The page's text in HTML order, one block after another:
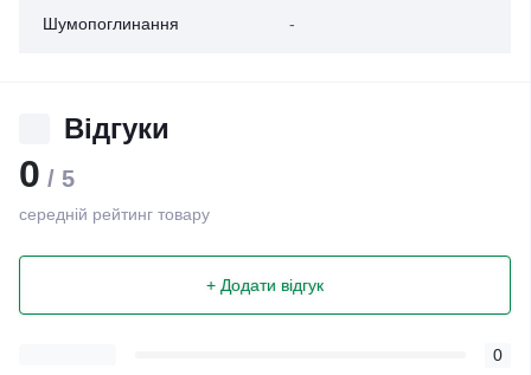
Шумопоглинання -
Відгуки
0 / 5
середній рейтинг товару
+ Додати відгук
0